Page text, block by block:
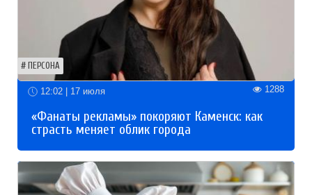
ПЕРСОНА
12:02 | 17 июля 1288
«Фанаты рекламы» покоряют Каменск: как
страсть меняет облик города